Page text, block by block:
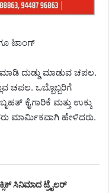
ಟಾಂಗ್
ದುಡ್ಡು ಮಾಡುವ ಚಪಲ.
ಚಪಲ. ಒಬ್ಬೊಬ್ಬರಿಗೆ
ಕೈಗಾರಿಕೆ ಮತ್ತು ಉಕ್ಕು
ಮಾರ್ಮಿಕವಾಗಿ ಹೇಳಿದರು.
ಸಿನಿಮಾದ ಟ್ರೈಲರ್